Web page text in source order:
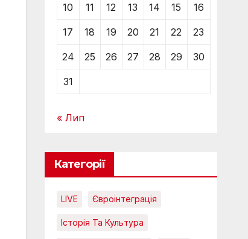
10 11 12 13 14 15 16
17 18 19 20 21 22 23
24 25 26 27 28 29 30
31
« Лип
Категорії
LIVE Євроінтеграція
Історія Та Культура